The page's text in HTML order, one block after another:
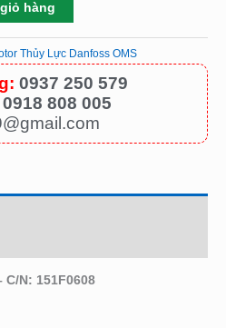
hàng
Thủy Lực Danfoss OMS
0937 250 579
0918 808 005
N: 151F0608